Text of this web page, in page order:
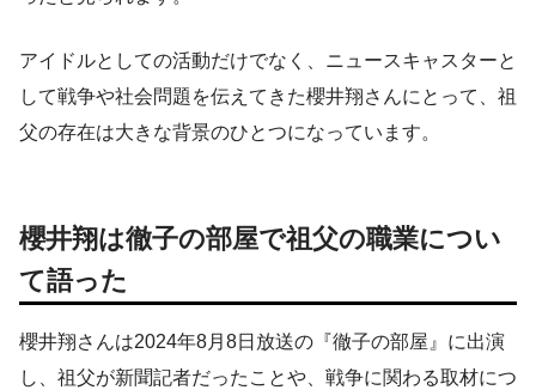
アイドルとしての活動だけでなく、ニュースキャスターと
して戦争や社会問題を伝えてきた櫻井翔さんにとって、祖
父の存在は大きな背景のひとつになっています。
櫻井翔は徹子の部屋で祖父の職業につい
て語った
櫻井翔さんは2024年8月8日放送の『徹子の部屋』に出演
し、祖父が新聞記者だったことや、戦争に関わる取材につ